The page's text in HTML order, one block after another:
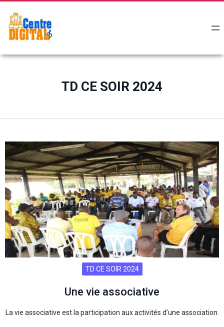
TD CE SOIR 2024
TD CE SOIR 2024
Une vie associative
La vie associative est la participation aux activités d’une association.